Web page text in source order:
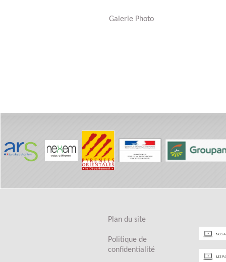
Galerie Photo
Plan du site
Politique de
confidentialité